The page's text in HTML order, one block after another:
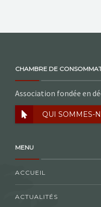
CHAMBRE DE
Association fondée en
QUI SOMMES-
MENU
ACCUEIL
ACTUALITÉS